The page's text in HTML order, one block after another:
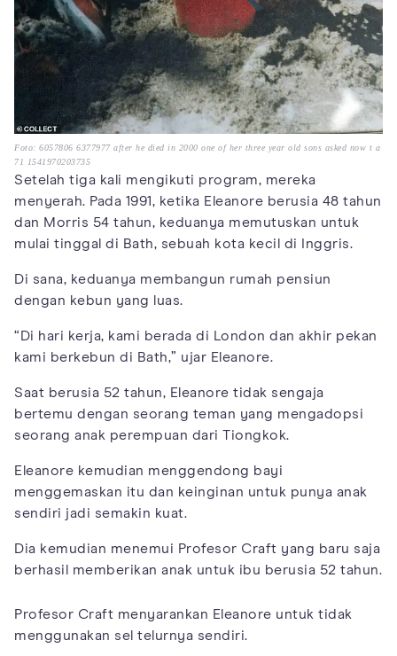
Foto: 6057806 6377977 after he died in 2000 one of her three year old sons asked now t a
71 1541970203735
Setelah tiga kali mengikuti program, mereka
menyerah. Pada 1991, ketika Eleanore berusia 48 tahun
dan Morris 54 tahun, keduanya memutuskan untuk
mulai tinggal di Bath, sebuah kota kecil di Inggris.
Di sana, keduanya membangun rumah pensiun
dengan kebun yang luas.
“Di hari kerja, kami berada di London dan akhir pekan
kami berkebun di Bath,” ujar Eleanore.
Saat berusia 52 tahun, Eleanore tidak sengaja
bertemu dengan seorang teman yang mengadopsi
seorang anak perempuan dari Tiongkok.
Eleanore kemudian menggendong bayi
menggemaskan itu dan keinginan untuk punya anak
sendiri jadi semakin kuat.
Dia kemudian menemui Profesor Craft yang baru saja
berhasil memberikan anak untuk ibu berusia 52 tahun.
Profesor Craft menyarankan Eleanore untuk tidak
menggunakan sel telurnya sendiri.